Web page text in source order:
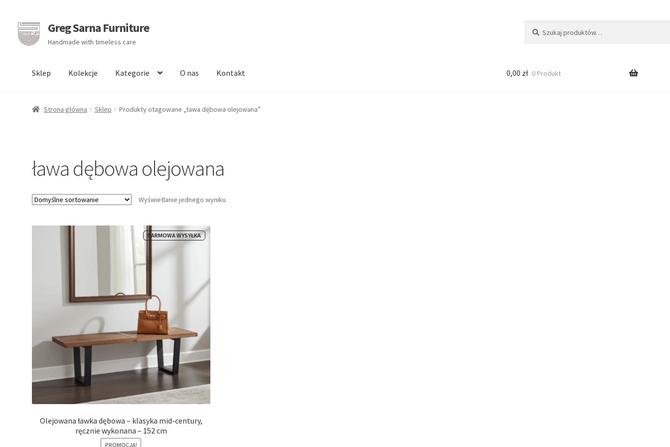
Przejdź
Przejdź
Greg Sarna Furniture
Handmade with timeless care
Sklep Kolekcje Kategorie O nas Kontakt 0,00 zł 0 Produkt
Strona główna Sklep Produkty otagowane „ława dębowa olejowana”
ława dębowa olejowana
Wyświetlanie jednego wyniku
Olejowana ławka dębowa – klasyka mid-century,
ręcznie wykonana – 152 cm
PROMOCJA!